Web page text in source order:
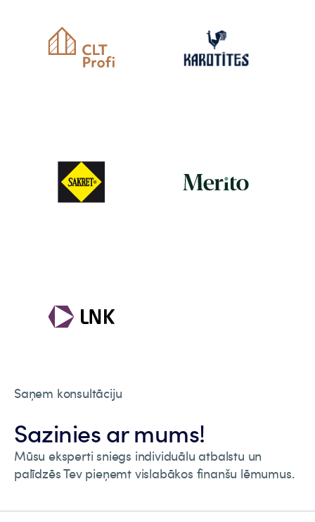
Saņem konsultāciju
Sazinies ar mums!
Mūsu eksperti sniegs individuālu atbalstu un
palīdzēs Tev pieņemt vislabākos finanšu lēmumus.